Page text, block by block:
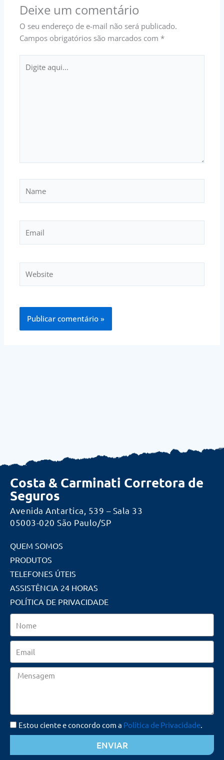
Deixe um comentário
O seu endereço de e-mail não será publicado.
Campos obrigatórios são marcados com *
aqui...
Costa & Carminati Corretora de
Seguros
Avenida Antartica, 539 – Sala 33
05003-020 São Paulo/SP
QUEM SOMOS
PRODUTOS
TELEFONES ÚTEIS
ASSISTÊNCIA 24 HORAS
POLÍTICA DE PRIVACIDADE
Mensagem
Estou ciente e concordo com a Política de Privacidade.
ENVIAR